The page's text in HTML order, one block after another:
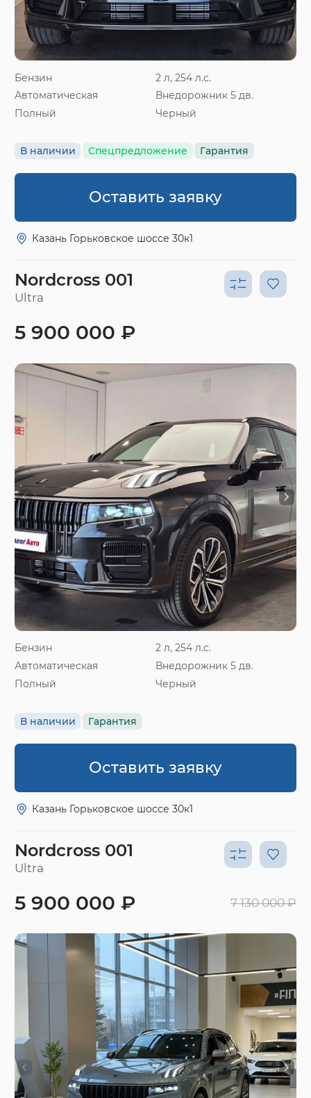
Бензин
2 л, 254 л.с.
Автоматическая
Внедорожник 5 дв.
Полный
Черный
В наличии Спецпредложение Гарантия
Оставить заявку
Казань Горьковское шоссе 30к1
Nordcross 001
Ultra
Бензин
2 л, 254 л.с.
Автоматическая
Внедорожник 5 дв.
Полный
Черный
В наличии Гарантия
5 900 000 ₽
Оставить заявку
Казань Горьковское шоссе 30к1
Nordcross 001
Ultra
5 900 000 ₽ 7 130 000 ₽